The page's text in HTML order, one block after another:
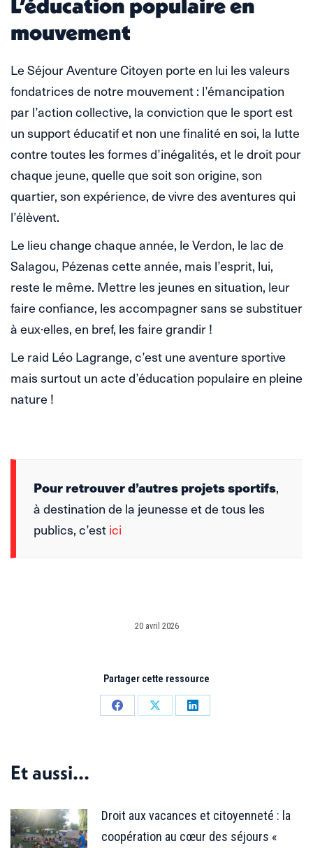
L’éducation populaire en
mouvement
Le Séjour Aventure Citoyen porte en lui les valeurs
fondatrices de notre mouvement : l’émancipation
par l’action collective, la conviction que le sport est
un support éducatif et non une finalité en soi, la lutte
contre toutes les formes d’inégalités, et le droit pour
chaque jeune, quelle que soit son origine, son
quartier, son expérience, de vivre des aventures qui
l’élèvent.
Le lieu change chaque année, le Verdon, le lac de
Salagou, Pézenas cette année, mais l’esprit, lui,
reste le même. Mettre les jeunes en situation, leur
faire confiance, les accompagner sans se substituer
à eux·elles, en bref, les faire grandir !
Le raid Léo Lagrange, c’est une aventure sportive
mais surtout un acte d’éducation populaire en pleine
nature !
Pour retrouver d’autres projets sportifs,
à destination de la jeunesse et de tous les
publics, c’estici
20 avril 2026
Partager cette ressource
PartagerPartagerPartager
Et aussi...
Droit aux vacances et citoyenneté : la
coopération au cœur des séjours «